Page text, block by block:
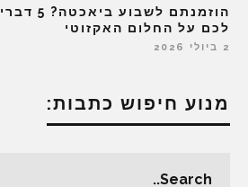
הוזמנתם
לכם על החלום האקזוטי
2 ביולי 2026
מנוע חיפוש כתבות: